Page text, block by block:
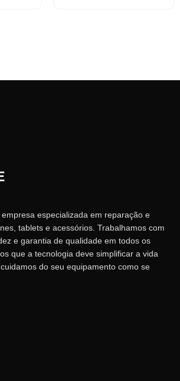
especializada em reparação e
tablets e acessórios. Trabalhamos com
e garantia de qualidade em todos os
que a tecnologia deve simplificar a vida
do seu equipamento como se